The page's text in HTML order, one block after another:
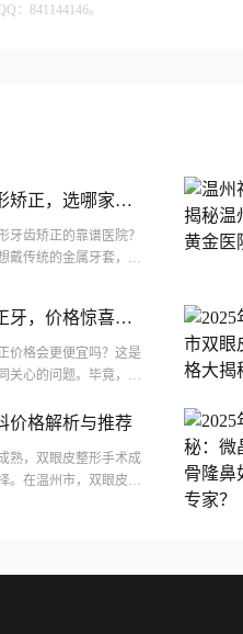
：841144146。
矫正，选哪家医
牙齿矫正的靠谱医院？
戴传统的金属牙套，陶
牙，价格惊喜揭
价格会更便宜吗？这是
关心的问题。毕竟，在
价格解析与推荐
熟，双眼皮整形手术成
。在温州市，双眼皮整